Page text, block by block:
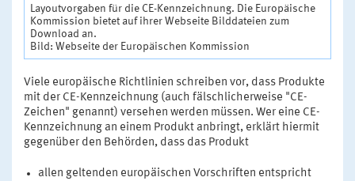
Layoutvorgaben für die CE-Kennzeichnung. Die Europäische
Kommission bietet auf ihrer Webseite Bilddateien zum
Download an.
Bild: Webseite der Europäischen Kommission
Viele europäische Richtlinien schreiben vor, dass Produkte
mit der CE-Kennzeichnung (auch fälschlicherweise "CE-
Zeichen" genannt) versehen werden müssen. Wer eine CE-
Kennzeichnung an einem Produkt anbringt, erklärt hiermit
gegenüber den Behörden, dass das Produkt
allen geltenden europäischen Vorschriften entspricht